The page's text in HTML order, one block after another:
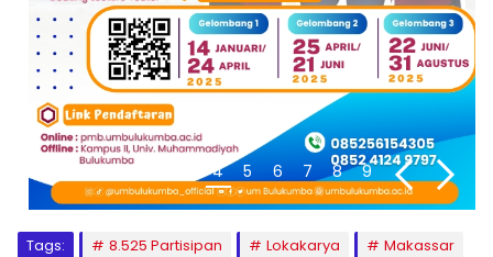
1 4 5 6 7 8 9
Tags: 8.525 Partisipan Lokakarya
Makassar